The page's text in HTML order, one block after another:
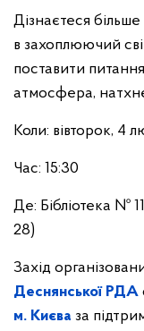
Дізнаєтеся
в захоплюючий
поставити
атмосфера,
Коли: вівторок, 4
Час: 15:30
Де: Бібліотека №
28)
Захід
Деснянської РДА
м. Києва за